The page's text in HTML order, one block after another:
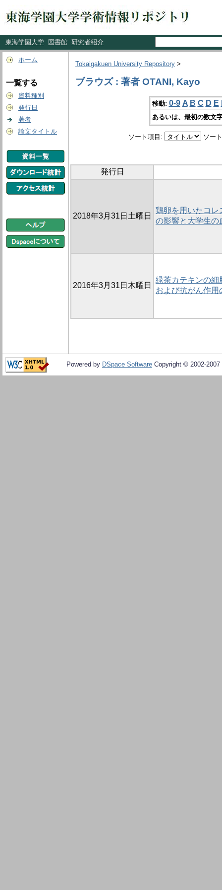
東海学園大学 図書館 研究者紹介
ホーム
一覧する
資料種別
発行日
著者
論文タイトル
Tokaigakuen University Repository >
ブラウズ : 著者 OTANI, Kayo
移動: 0-9 A B C D E
あるいは、最初の数文
ソート項目: ソー
発行日
2018年3月31日土曜日
鶏卵を用いたコレ
の影響と大学生の
2016年3月31日木曜日
緑茶カテキンの
および抗がん作
Powered by DSpace Software Copyright © 2002-2007